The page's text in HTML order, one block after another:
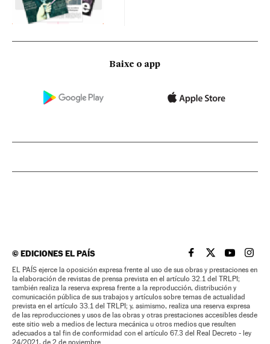
Baixe o app
©EDICIONES EL PAÍS EL PAÍS BRASIL EN
EL PAÍSEL PAÍS
EL
EL PAÍS ejerce la oposición expresa frente al uso de sus obras y prestaciones en
la elaboración de revistas de prensa prevista en el artículo 32.1 del TRLPI;
también realiza la reserva expresa frente a la reproducción, distribución y
comunicación pública de sus trabajos y artículos sobre temas de actualidad
prevista en el artículo 33.1 del TRLPI; y, asimismo, realiza una reserva expresa
de las reproducciones y usos de las obras y otras prestaciones accesibles desde
este sitio web a medios de lectura mecánica u otros medios que resulten
adecuados a tal fin de conformidad con el artículo 67.3 del Real Decreto - ley